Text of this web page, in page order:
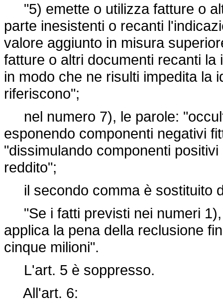
"5) emette o utilizza fatture o
parte inesistenti o recanti
valore aggiunto in misura
fatture o altri documenti recanti
in modo che ne risulti impedita la
riferiscono";
nel numero 7), le parole:
esponendo componenti negativi
"dissimulando componenti
reddito";
il secondo comma è sostituito
"Se i fatti previsti nei numeri
applica la pena della reclusione
cinque milioni".
L'art. 5 è soppresso.
All'art. 6: